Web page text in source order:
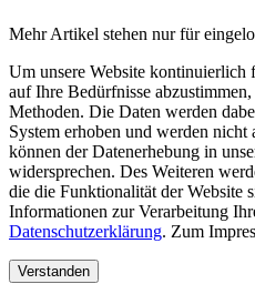
Mehr Artikel stehen nur für
Um unsere Website kontinuierlich
auf Ihre Bedürfnisse
Methoden. Die Daten werden
System erhoben und werden
können der Datenerhebung in
widersprechen. Des Weiteren
die die Funktionalität der Website
Informationen zur Verarbeitung
Datenschutzerklärung. Zum
Verstanden